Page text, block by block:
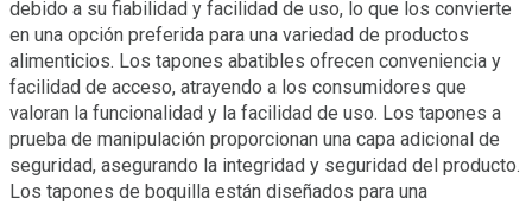
debido a su fiabilidad y facilidad de uso, lo que los convierte
en una opción preferida para una variedad de productos
alimenticios. Los tapones abatibles ofrecen conveniencia y
facilidad de acceso, atrayendo a los consumidores que
valoran la funcionalidad y la facilidad de uso. Los tapones a
prueba de manipulación proporcionan una capa adicional de
seguridad, asegurando la integridad y seguridad del producto.
Los tapones de boquilla están diseñados para una